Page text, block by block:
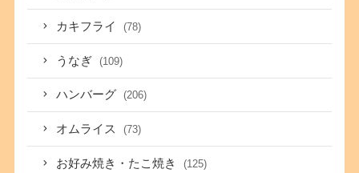
カキフライ (78)
うなぎ (109)
ハンバーグ (206)
オムライス (73)
お好み焼き・たこ焼き (125)